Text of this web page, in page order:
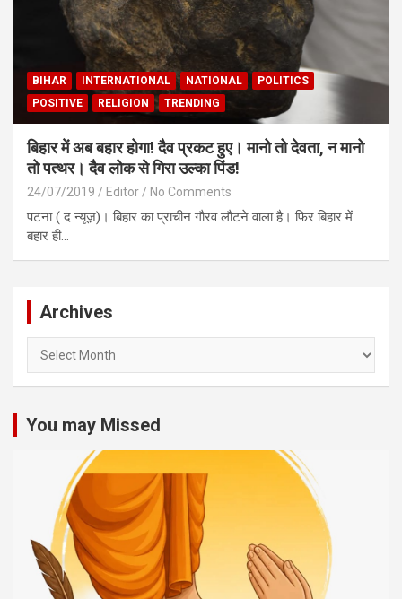
BIHAR INTERNATIONAL NATIONAL
POLITICS
POSITIVE
RELIGION TRENDING
बिहार में अब बहार होगा! दैव प्रकट हुए। मानो तो देवता, न मानो
तो पत्थर। दैव लोक से गिरा उल्का पिंड!
24/07/2019 Editor No Comments
पटना ( द न्यूज़)। बिहार का प्राचीन गौरव लौटने वाला है। फिर बिहार में
बहार ही…
Archives
You may Missed